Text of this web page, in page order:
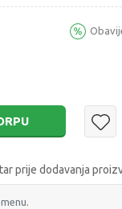
prije dodavanja